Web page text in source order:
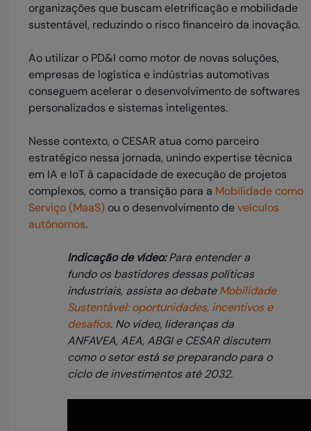
organizações que buscam eletrificação e mobilidade
sustentável, reduzindo o risco financeiro da inovação.
Ao utilizar o PD&I como motor de novas soluções,
empresas de logística e indústrias automotivas
conseguem acelerar o desenvolvimento de softwares
personalizados e sistemas inteligentes.
Nesse contexto, o CESAR atua como parceiro
estratégico nessa jornada, unindo expertise técnica
em IA e IoT à capacidade de execução de projetos
complexos, como a transição para a Mobilidade como
Serviço (MaaS) ou o desenvolvimento deveículos
autônomos.
Indicação de vídeo:Para entender a
fundo os bastidores dessas políticas
industriais, assista ao debateMobilidade
Sustentável: oportunidades, incentivos e
desafios. No vídeo, lideranças da
ANFAVEA, AEA, ABGI e CESAR discutem
como o setor está se preparando para o
ciclo de investimentos até 2032.